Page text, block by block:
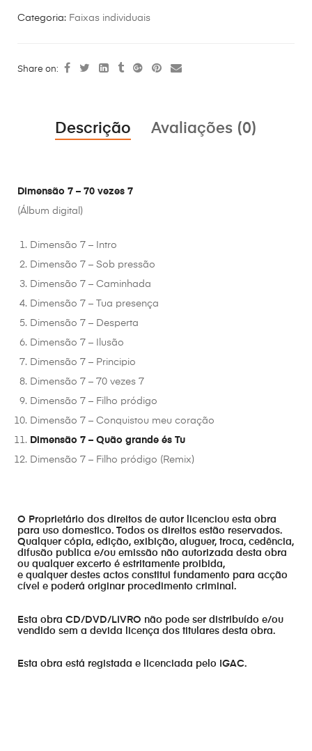
Categoria: Faixas individuais
Share on:
Descrição Avaliações (0)
Dimensão 7 – 70 vezes 7
(Álbum digital)
Dimensão 7 – Intro
Dimensão 7 – Sob pressão
Dimensão 7 – Caminhada
Dimensão 7 – Tua presença
Dimensão 7 – Desperta
Dimensão 7 – Ilusão
Dimensão 7 – Principio
Dimensão 7 – 70 vezes 7
Dimensão 7 – Filho pródigo
Dimensão 7 – Conquistou meu coração
Dimensão 7 – Quão grande és Tu
Dimensão 7 – Filho pródigo (Remix)
O Proprietário dos direitos de autor licenciou esta obra
para uso domestico. Todos os direitos estão reservados.
Qualquer cópia, edição, exibição, aluguer, troca, cedência,
difusão publica e/ou emissão não autorizada desta obra
ou qualquer excerto é estritamente proibida,
e qualquer destes actos constitui fundamento para acção
cível e poderá originar procedimento criminal.
Esta obra CD/DVD/LIVRO não pode ser distribuído e/ou
vendido sem a devida licença dos titulares desta obra.
Esta obra está registada e licenciada pelo IGAC.